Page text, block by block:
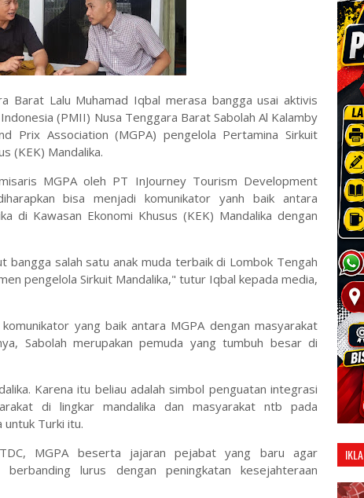
Barat Lalu Muhamad Iqbal merasa bangga usai aktivis
(PMII) Nusa Tenggara Barat Sabolah Al Kalamby
Prix Association (MGPA) pengelola Pertamina Sirkuit
(KEK) Mandalika.
MGPA oleh PT InJourney Tourism Development
bisa menjadi komunikator yanh baik antara
di Kawasan Ekonomi Khusus (KEK) Mandalika dengan
bangga salah satu anak muda terbaik di Lombok Tengah
pengelola Sirkuit Mandalika," tutur Iqbal kepada media,
yang baik antara MGPA dengan masyarakat
Sabolah merupakan pemuda yang tumbuh besar di
Karena itu beliau adalah simbol penguatan integrasi
di lingkar mandalika dan masyarakat ntb pada
untuk Turki itu.
MGPA beserta jajaran pejabat yang baru agar
lurus dengan peningkatan kesejahteraan